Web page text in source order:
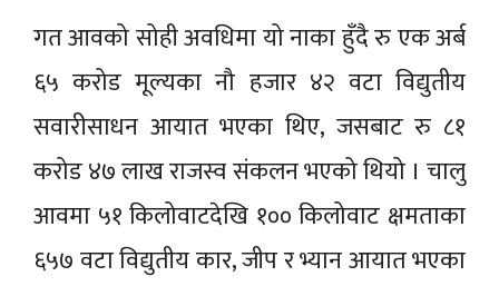
गत आवको सोही अवधिमा यो नाका हुँदै रु एक अर्ब
६५ करोड मूल्यका नौ हजार ४२ वटा विद्युतीय
सवारीसाधन आयात भएका थिए, जसबाट रु ८१
करोड ४७ लाख राजस्व संकलन भएको थियो । चालु
आवमा ५१ किलोवाटदेखि १०० किलोवाट क्षमताका
६५७ वटा विद्युतीय कार, जीप र भ्यान आयात भएका